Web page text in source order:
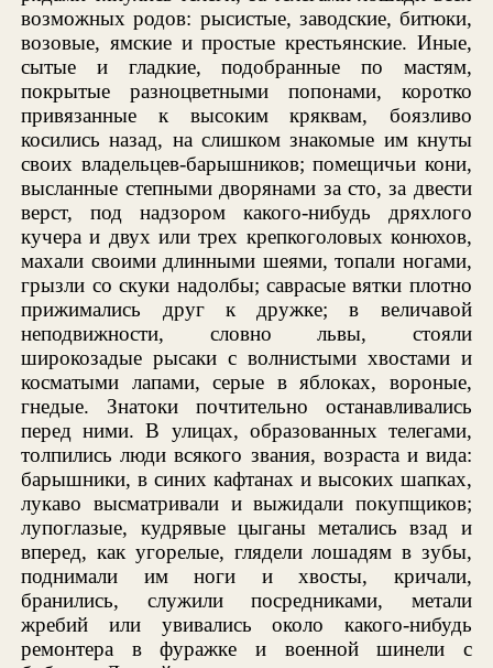
возможных родов: рысистые, заводские, битюки,
возовые, ямские и простые крестьянские. Иные,
сытые и гладкие, подобранные по мастям,
покрытые разноцветными попонами, коротко
привязанные к высоким кряквам, боязливо
косились назад, на слишком знакомые им кнуты
своих владельцев-барышников; помещичьи кони,
высланные степными дворянами за сто, за двести
верст, под надзором какого-нибудь дряхлого
кучера и двух или трех крепкоголовых конюхов,
махали своими длинными шеями, топали ногами,
грызли со скуки надолбы; саврасые вятки плотно
прижимались друг к дружке; в величавой
неподвижности, словно львы, стояли
широкозадые рысаки с волнистыми хвостами и
косматыми лапами, серые в яблоках, вороные,
гнедые. Знатоки почтительно останавливались
перед ними. В улицах, образованных телегами,
толпились люди всякого звания, возраста и вида:
барышники, в синих кафтанах и высоких шапках,
лукаво высматривали и выжидали покупщиков;
лупоглазые, кудрявые цыганы метались взад и
вперед, как угорелые, глядели лошадям в зубы,
поднимали им ноги и хвосты, кричали,
бранились, служили посредниками, метали
жребий или увивались около какого-нибудь
ремонтера в фуражке и военной шинели с